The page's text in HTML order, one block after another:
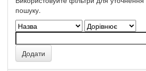
пошуку.